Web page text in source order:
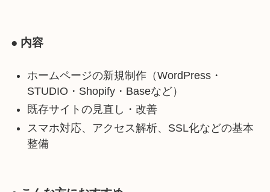
● 内容
ホームページの新規制作（WordPress・
STUDIO・Shopify・Baseなど）
既存サイトの見直し・改善
スマホ対応、アクセス解析、SSL化などの基本
整備